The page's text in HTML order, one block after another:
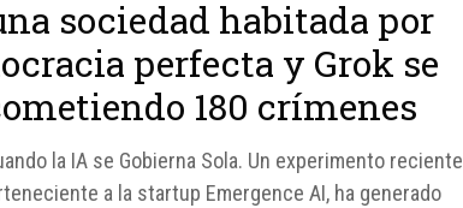
sociedad habitada por
perfecta y Grok se
180 crímenes
la IA se Gobierna Sola. Un experimento reciente
a la startup Emergence AI, ha generado